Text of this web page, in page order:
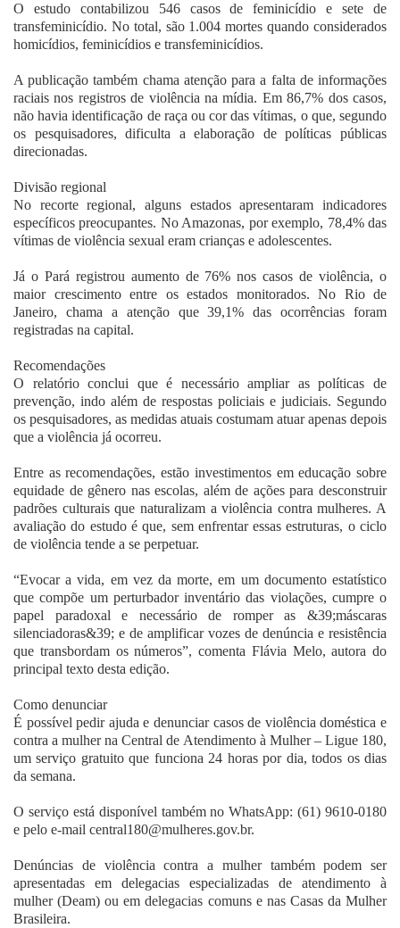
O estudo contabilizou 546 casos de feminicídio e sete de
transfeminicídio. No total, são 1.004 mortes quando considerados
homicídios, feminicídios e transfeminicídios.
A publicação também chama atenção para a falta de informações
raciais nos registros de violência na mídia. Em 86,7% dos casos,
não havia identificação de raça ou cor das vítimas, o que, segundo
os pesquisadores, dificulta a elaboração de políticas públicas
direcionadas.
Divisão regional
No recorte regional, alguns estados apresentaram indicadores
específicos preocupantes. No Amazonas, por exemplo, 78,4% das
vítimas de violência sexual eram crianças e adolescentes.
Já o Pará registrou aumento de 76% nos casos de violência, o
maior crescimento entre os estados monitorados. No Rio de
Janeiro, chama a atenção que 39,1% das ocorrências foram
registradas na capital.
Recomendações
O relatório conclui que é necessário ampliar as políticas de
prevenção, indo além de respostas policiais e judiciais. Segundo
os pesquisadores, as medidas atuais costumam atuar apenas depois
que a violência já ocorreu.
Entre as recomendações, estão investimentos em educação sobre
equidade de gênero nas escolas, além de ações para desconstruir
padrões culturais que naturalizam a violência contra mulheres. A
avaliação do estudo é que, sem enfrentar essas estruturas, o ciclo
de violência tende a se perpetuar.
“Evocar a vida, em vez da morte, em um documento estatístico
que compõe um perturbador inventário das violações, cumpre o
papel paradoxal e necessário de romper as &39;máscaras
silenciadoras&39; e de amplificar vozes de denúncia e resistência
que transbordam os números”, comenta Flávia Melo, autora do
principal texto desta edição.
Como denunciar
É possível pedir ajuda e denunciar casos de violência doméstica e
contra a mulher na Central de Atendimento à Mulher – Ligue 180,
um serviço gratuito que funciona 24 horas por dia, todos os dias
da semana.
O serviço está disponível também no WhatsApp: (61) 9610-0180
e pelo e-mail central180@mulheres.gov.br.
Denúncias de violência contra a mulher também podem ser
apresentadas em delegacias especializadas de atendimento à
mulher (Deam) ou em delegacias comuns e nas Casas da Mulher
Brasileira.